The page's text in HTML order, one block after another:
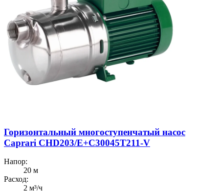
Горизонтальный многоступенчатый насос
Caprari CHD203/Е+C30045T211-V
Напор:
20 м
Расход:
2 м³/ч